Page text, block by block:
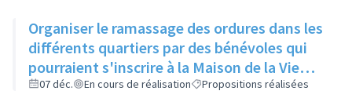
Organiser le ramassage des ordures dans les
différents quartiers par des bénévoles qui
pourraient s'inscrire à la Maison de la Vie
Locale
07 déc. En cours de réalisation Propositions réalisées